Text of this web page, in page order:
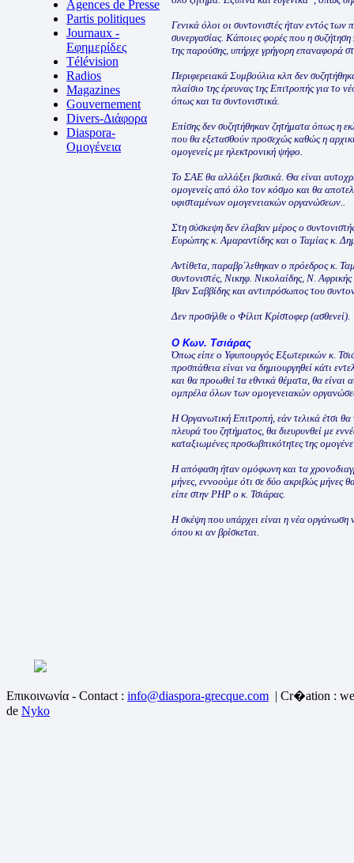
Agences de Presse
Partis politiques
Journaux -
Εφημερίδες
Télévision
Radios
Magazines
Gouvernement
Divers-Διάφορα
Diaspora-
Ομογένεια
Γενικά όλοι οι συντονιστές ήταν εντός των
συνεργασίας. Κάποιες φορές που η
της παρούσης, υπήρχε γρήγορη επαναφορά
Περιφερειακά Συμβούλια κλπ δεν
πλαίσιο της έρευνας της Επιτροπής για το
όπως και τα συντονιστικά.
Επίσης δεν συζητήθηκαν ζητήματα όπως η
που θα εξετασθούν προσεχώς καθώς η
ομογενείς με ηλεκτρονική ψήφο.
Το ΣΑΕ θα αλλάξει βασικά. Θα είναι
ομογενείς από όλο τον κόσμο και θα
υφισταμένων ομογενειακών οργανώσεων..
Στη σύσκεψη δεν έλαβαν μέρος ο
Ευρώπης κ. Αμαραντίδης και ο Ταμίας κ.
Αντίθετα, παραβρ΄λεθηκαν ο πρόεδρος κ.
συντονιστές, Νικηφ. Νικολαίδης, Ν.
Ιβαν Σαββίδης και αντιπρόσωπος του
Δεν προσήλθε ο Φίλιπ Κρίστοφερ (ασθενεί).
Ο Κων. Τσιάρας
Όπως είπε ο Υφυπουργός Εξωτερικών κ.
προσπάθεια είναι να δημιουργηθεί κάτι
και θα προωθεί τα εθνικά θέματα, θα είναι
ομπρέλα όλων των ομογενειακών
Η Οργανωτική Επιτροπή, εάν τελικά έτσι θα
πλευρά του ζητήματος, θα διευρυνθεί με
καταξιωμένες προσωβπικότητες της
Η απόφαση ήταν ομόφωνη και τα
μήνες, εννοούμε ότι σε δύο ακριβώς
είπε στην ΡΗΡ ο κ. Τσιάρας.
Η σκέψη που υπάρχει είναι η νέα
όπου κι αν βρίσκεται.
Επικοινωνία - Contact : info@diaspora-grecque.com | Cr�ation :
de Nyko